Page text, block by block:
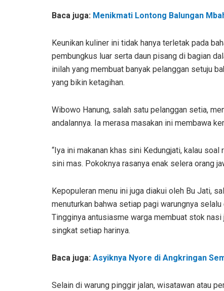
Baca juga: Menikmati Lontong Balungan
Keunikan kuliner ini tidak hanya terletak pada
pembungkus luar serta daun pisang di bagian
inilah yang membuat banyak pelanggan setuju
yang bikin ketagihan.
Wibowo Hanung, salah satu pelanggan setia,
andalannya. Ia merasa masakan ini membawa
“Iya ini makanan khas sini Kedungjati, kalau
sini mas. Pokoknya rasanya enak selera orang
Kepopuleran menu ini juga diakui oleh Bu Jati,
menuturkan bahwa setiap pagi warungnya
Tingginya antusiasme warga membuat stok
singkat setiap harinya.
Baca juga: Asyiknya Nyore di Angkringan
Selain di warung pinggir jalan, wisatawan atau